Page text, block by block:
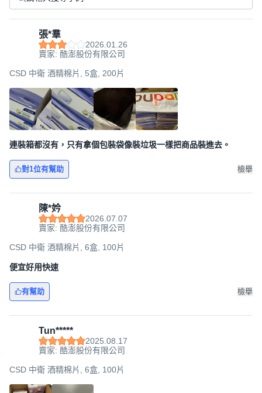
張*羣
2026.01.26
賣家: 酷澎股份有限公司
CSD 中衛 酒精棉片, 5盒, 200片
連裝箱都沒有，只有拿個包裝袋像裝垃圾一樣把商品裝進去。
對1位有幫助 檢舉
陳*妗
2026.07.07
賣家: 酷澎股份有限公司
CSD 中衛 酒精棉片, 6盒, 100片
便宜好用快速
有幫助 檢舉
Tun*****
2025.08.17
賣家: 酷澎股份有限公司
CSD 中衛 酒精棉片, 6盒, 100片